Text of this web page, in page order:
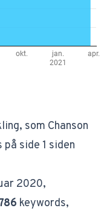
som Chanson
side 1 siden
2020,
keywords,